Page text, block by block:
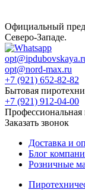
Официальный
Северо-Западе.
opt@nord-max.ru
+7 (921) 652-82-82
Бытовая
+7 (921) 912-04-00
Профессиональная
Заказать звонок
Доставка и
Блог
Розничные